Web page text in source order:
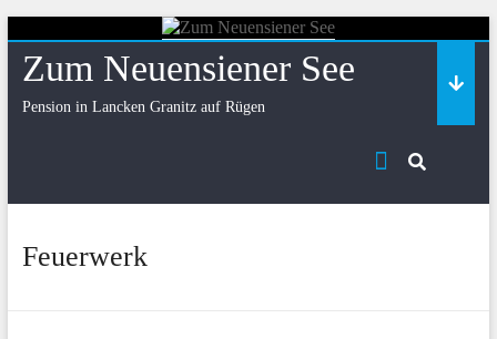
to
content
Zum Neuensiener See
Pension in Lancken Granitz auf Rügen
Feuerwerk